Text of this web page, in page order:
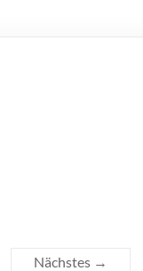
Nächstes →